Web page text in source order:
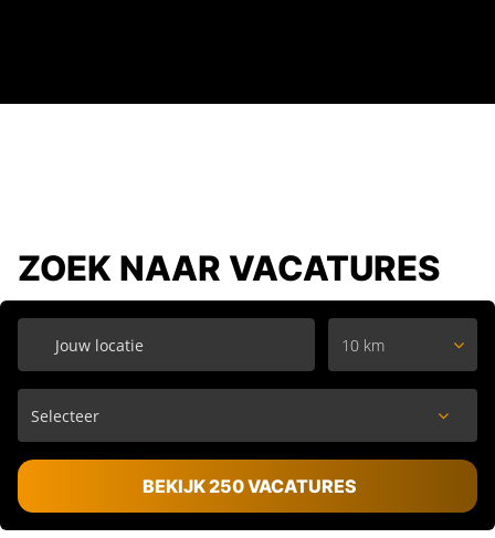
ZOEK NAAR VACATURES
10 km
BEKIJK 250 VACATURES